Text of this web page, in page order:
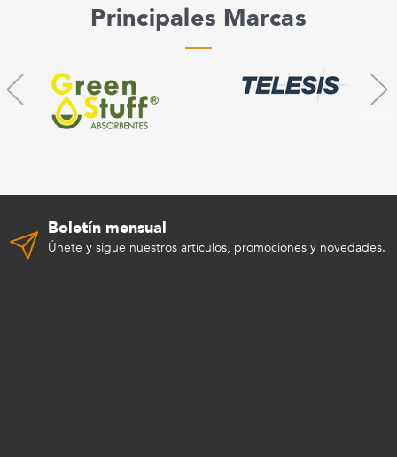
Principales Marcas
Boletín mensual
Únete y sigue nuestros artículos, promociones y novedades.